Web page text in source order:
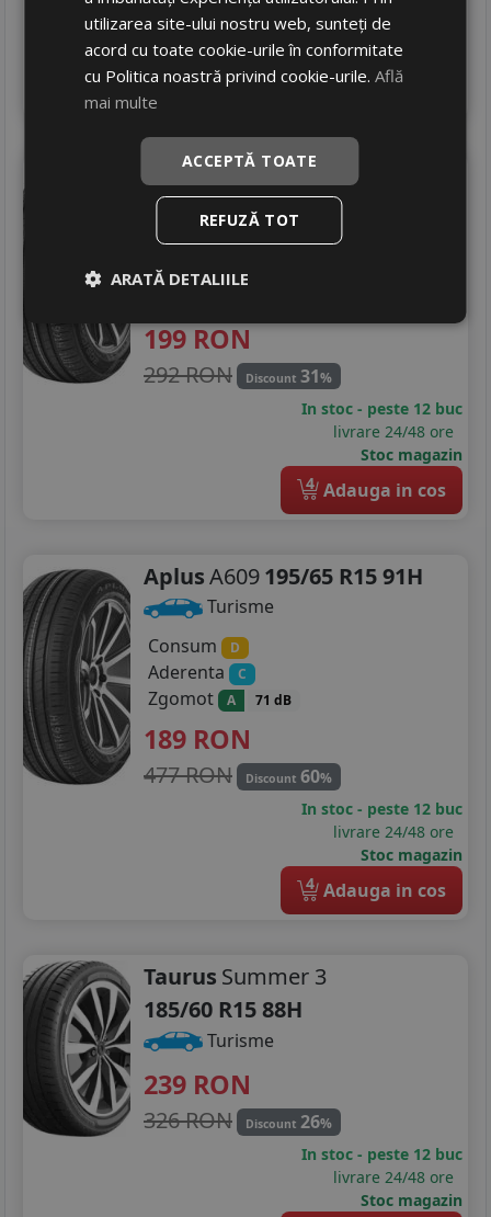
In stoc - peste 12 buc
livrare 24/48 ore
Stoc magazin
4 Adauga in cos
Aplus A609 205/55 R16 91V
Turisme
Consum D
Aderenta C
199 RON
292 RON Discount 31%
In stoc - peste 12 buc
livrare 24/48 ore
Stoc magazin
4 Adauga in cos
AplusA609195/65 R15 91H
Turisme
Consum
D
Aderenta C
Zgomot A 71 dB
189 RON
477 RON Discount 60%
In stoc - peste 12 buc
livrare 24/48 ore
Stoc magazin
4 Adauga in cos
Taurus Summer 3
185/60 R15 88H
Turisme
239 RON
326 RON Discount 26%
In stoc - peste 12 buc
livrare 24/48 ore
Stoc magazin
utilizarea site-ului nostru web, sunteți de
acord cu toate cookie-urile în conformitate
cu Politica noastră privind cookie-urile.Află
mai multe
ACCEPTĂ TOATE
REFUZĂ TOT
ARATĂ DETALIILE